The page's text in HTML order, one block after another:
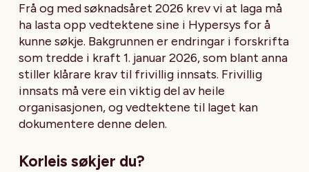
Frå og med søknadsåret 2026 krev vi at laga må
ha lasta opp vedtektene sine i Hypersys for å
kunne søkje. Bakgrunnen er endringar i forskrifta
som tredde i kraft 1. januar 2026, som blant anna
stiller klårare krav til frivillig innsats. Frivillig
innsats må vere ein viktig del av heile
organisasjonen, og vedtektene til laget kan
dokumentere denne delen.
Korleis søkjer du?